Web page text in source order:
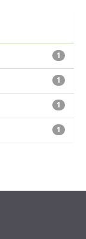
1
1
1
1